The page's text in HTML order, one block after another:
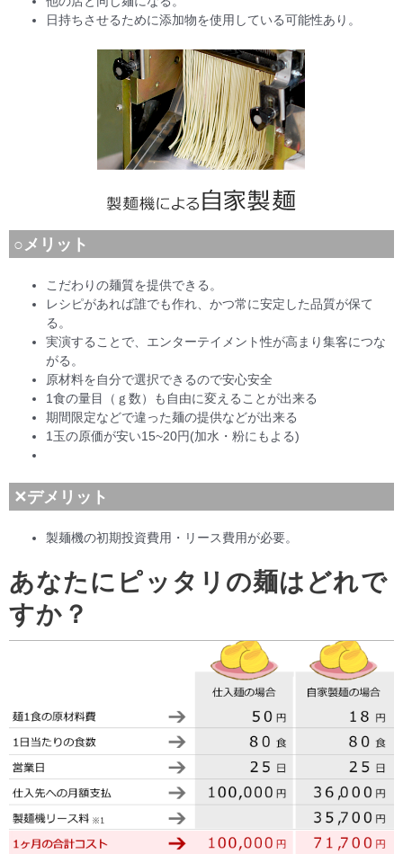
日持ちさせるために添加物を使用している可能性あり。
○メリット
こだわりの麺質を提供できる。
レシピがあれば誰でも作れ、かつ常に安定した品質が保て
る。
実演することで、エンターテイメント性が高まり集客につな
がる。
原材料を自分で選択できるので安心安全
1食の量目（ｇ数）も自由に変えることが出来る
期間限定などで違った麺の提供などが出来る
1玉の原価が安い15~20円(加水・粉にもよる)
✕デメリット
製麺機の初期投資費用・リース費用が必要。
あなたにピッタリの麺はどれで
すか？